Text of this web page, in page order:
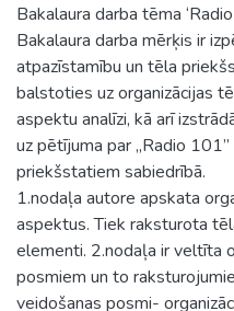
Bakalaura darba tēma
Bakalaura darba mērķis ir
atpazīstamību un tēla
balstoties uz organizācijas
aspektu analīzi, kā arī
uz pētījuma par „Radio
priekšstatiem sabiedrībā.
1.nodaļa autore apskata
aspektus. Tiek raksturota
elementi. 2.nodaļa ir veltīta
posmiem un to
veidošanas posmi-